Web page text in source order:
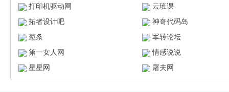
打印机驱动网
云班课
拓者设计吧
神奇代码岛
葱条
军转论坛
第一女人网
情感说说
星星网
屠夫网